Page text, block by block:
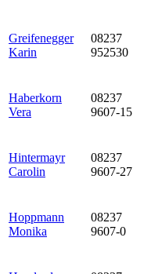
Greifenegger
Karin
08237
952530
Haberkorn
Vera
08237
9607-15
Hintermayr
Carolin
08237
9607-27
Hoppmann
Monika
08237
9607-0